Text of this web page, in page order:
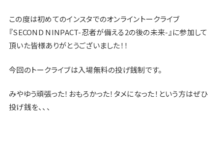
この度は初めてのインスタでのオンライントークライブ
『SECOND NINPACT-忍者が備える2の後の未来-』に参加して
頂いた皆様ありがとうございました！！
今回のトークライブは入場無料の投げ銭制です。
みやゆう頑張った！おもろかった！タメになった！という方はぜひ
投げ銭を、、、